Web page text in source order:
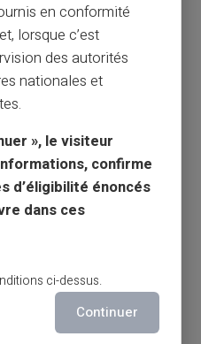
paiement mobile avec
les habitudes quotidiennes,
en conformité
lorsque c’est
des autorités
nationales et
», le visiteur
confirme
d’éligibilité énoncés
dans ces
ci-dessus.
Continuer